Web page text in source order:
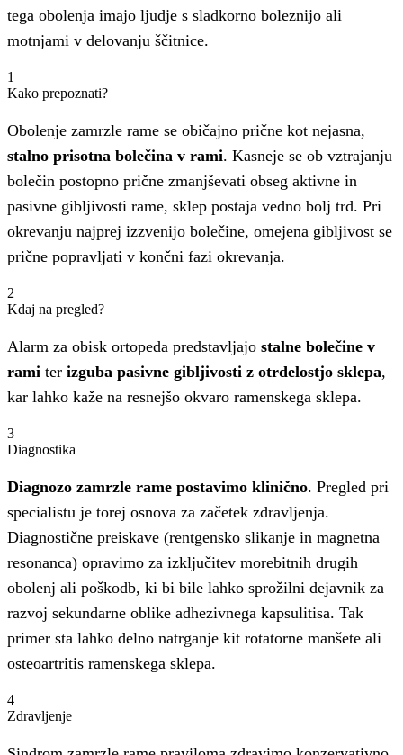
tega obolenja imajo ljudje s sladkorno boleznijo ali
motnjami v delovanju ščitnice.
1
Kako prepoznati?
Obolenje zamrzle rame se običajno prične kot nejasna,
stalno prisotna bolečina v rami. Kasneje se ob vztrajanju
bolečin postopno prične zmanjševati obseg aktivne in
pasivne gibljivosti rame, sklep postaja vedno bolj trd. Pri
okrevanju najprej izzvenijo bolečine, omejena gibljivost se
prične popravljati v končni fazi okrevanja.
2
Kdaj na pregled?
Alarm za obisk ortopeda predstavljajo stalne bolečine v
rami ter izguba pasivne gibljivosti z otrdelostjo sklepa,
kar lahko kaže na resnejšo okvaro ramenskega sklepa.
3
Diagnostika
Diagnozo zamrzle rame postavimo klinično. Pregled pri
specialistu je torej osnova za začetek zdravljenja.
Diagnostične preiskave (rentgensko slikanje in magnetna
resonanca) opravimo za izključitev morebitnih drugih
obolenj ali poškodb, ki bi bile lahko sprožilni dejavnik za
razvoj sekundarne oblike adhezivnega kapsulitisa. Tak
primer sta lahko delno natrganje kit rotatorne manšete ali
osteoartritis ramenskega sklepa.
4
Zdravljenje